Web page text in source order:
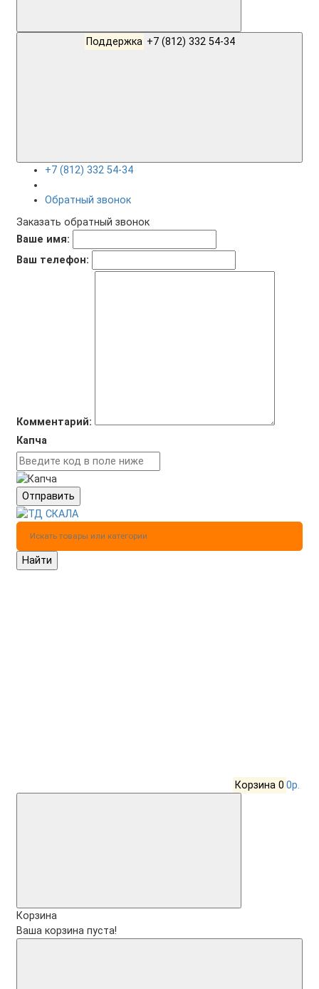
Поддержка +7 (812) 332 54-34
+7 (812) 332 54-34
Обратный звонок
Заказать обратный звонок
Ваше имя:
Ваш телефон:
Комментарий:
Капча
Отправить
Найти
Корзина 0 0р.
Корзина
Ваша корзина пуста!